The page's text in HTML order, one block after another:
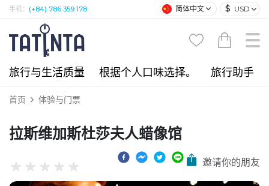
手机： (+84) 786 359 178 简体中文 $ USD
旅行与生活质量 根据个人口味选择。 旅行助手
首页 体验与门票
拉斯维加斯杜莎夫人蜡像馆
邀请你的朋友